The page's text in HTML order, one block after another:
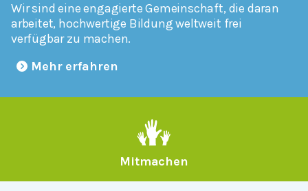
Wir sind eine engagierte Gemeinschaft, die daran
arbeitet, hochwertige Bildung weltweit frei
verfügbar zu machen.
Mehr erfahren
Mitmachen